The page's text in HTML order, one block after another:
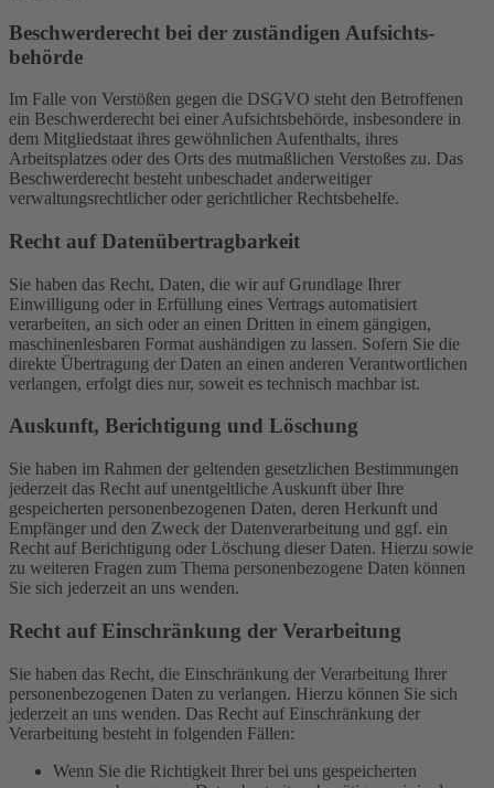
Beschwerde­recht bei der zuständigen Aufsichts­
behörde
Im Falle von Verstößen gegen die DSGVO steht den Betroffenen
ein Beschwerderecht bei einer Aufsichtsbehörde, insbesondere in
dem Mitgliedstaat ihres gewöhnlichen Aufenthalts, ihres
Arbeitsplatzes oder des Orts des mutmaßlichen Verstoßes zu. Das
Beschwerderecht besteht unbeschadet anderweitiger
verwaltungsrechtlicher oder gerichtlicher Rechtsbehelfe.
Recht auf Daten­übertrag­barkeit
Sie haben das Recht, Daten, die wir auf Grundlage Ihrer
Einwilligung oder in Erfüllung eines Vertrags automatisiert
verarbeiten, an sich oder an einen Dritten in einem gängigen,
maschinenlesbaren Format aushändigen zu lassen. Sofern Sie die
direkte Übertragung der Daten an einen anderen Verantwortlichen
verlangen, erfolgt dies nur, soweit es technisch machbar ist.
Auskunft, Berichtigung und Löschung
Sie haben im Rahmen der geltenden gesetzlichen Bestimmungen
jederzeit das Recht auf unentgeltliche Auskunft über Ihre
gespeicherten personenbezogenen Daten, deren Herkunft und
Empfänger und den Zweck der Datenverarbeitung und ggf. ein
Recht auf Berichtigung oder Löschung dieser Daten. Hierzu sowie
zu weiteren Fragen zum Thema personenbezogene Daten können
Sie sich jederzeit an uns wenden.
Recht auf Einschränkung der Verarbeitung
Sie haben das Recht, die Einschränkung der Verarbeitung Ihrer
personenbezogenen Daten zu verlangen. Hierzu können Sie sich
jederzeit an uns wenden. Das Recht auf Einschränkung der
Verarbeitung besteht in folgenden Fällen:
Wenn Sie die Richtigkeit Ihrer bei uns gespeicherten